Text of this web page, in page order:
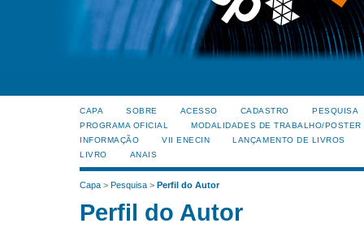
CAPA SOBRE ACESSO CADASTRO
PESQUISA
PROGRAMA OFICIAL
MODALIDADES DE TRABALHO/POSTER
INFORMAÇÃO
VII ENECIN
LANÇAMENTO DE LIVROS
LIVRO
ANAIS
Capa > Pesquisa > Perfil do Autor
Perfil do Autor